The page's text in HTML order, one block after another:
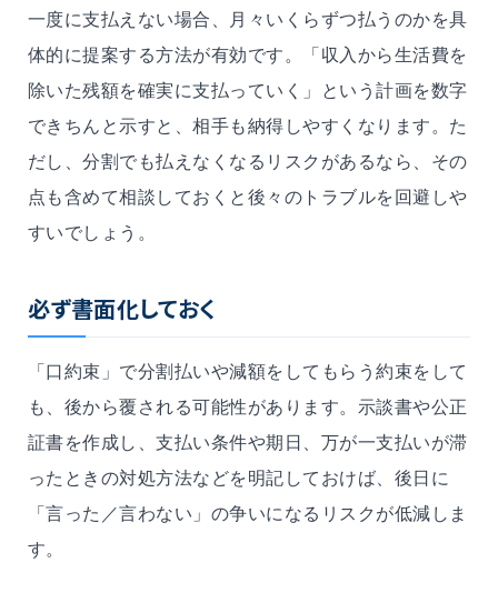
一度に支払えない場合、月々いくらずつ払うのかを具
体的に提案する方法が有効です。「収入から生活費を
除いた残額を確実に支払っていく」という計画を数字
できちんと示すと、相手も納得しやすくなります。た
だし、分割でも払えなくなるリスクがあるなら、その
点も含めて相談しておくと後々のトラブルを回避しや
すいでしょう。
必ず書面化しておく
「口約束」で分割払いや減額をしてもらう約束をして
も、後から覆される可能性があります。示談書や公正
証書を作成し、支払い条件や期日、万が一支払いが滞
ったときの対処方法などを明記しておけば、後日に
「言った／言わない」の争いになるリスクが低減しま
す。